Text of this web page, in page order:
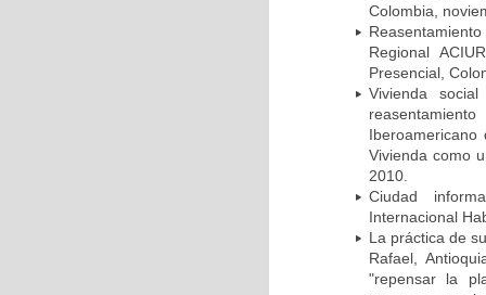
Colombia,
Regional
Presencial,
Vivienda
Vivienda como
2010.
Ciudad
Internacional
La práctica de
Rafael,
"repensar la